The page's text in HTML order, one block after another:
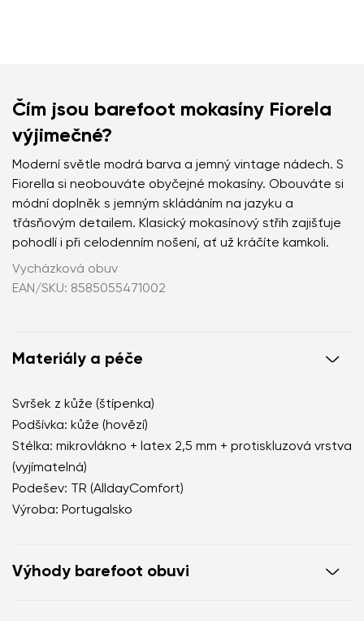
Čím jsou barefoot mokasíny Fiorela
výjimečné?
Moderní světle modrá barva a jemný vintage nádech. S
Fiorella si neobouváte obyčejné mokasíny. Obouváte si
módní doplněk s jemným skládáním na jazyku a
třásňovým detailem. Klasický mokasínový střih zajišťuje
pohodlí i při celodenním nošení, ať už kráčíte kamkoli.
Vycházková obuv
EAN/SKU: 8585055471002
Materiály a péče
Svršek z kůže (štípenka)
Podšívka: kůže (hovězí)
Stélka: mikrovlákno + latex 2,5 mm + protiskluzová vrstva
(vyjímatelná)
Podešev: TR (AlldayComfort)
Výroba: Portugalsko
Výhody barefoot obuvi